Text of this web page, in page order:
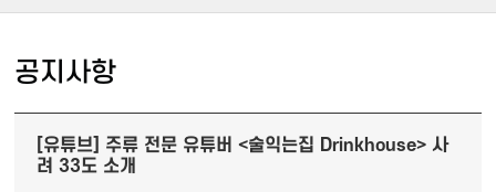
공지사항
[유튜브] 주류 전문 유튜버 <술익는집 Drinkhouse> 사
려 33도 소개